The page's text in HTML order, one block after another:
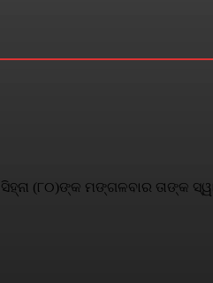
(୮୦)ଙ୍କ ମଙ୍ଗଳବାର ତାଙ୍କ